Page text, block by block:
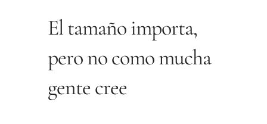
El tamaño importa,
pero no como mucha
gente cree